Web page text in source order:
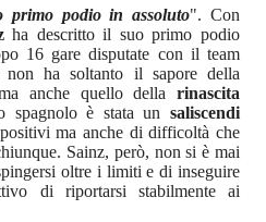
primo podio in assoluto". Con
ha descritto il suo primo podio
16 gare disputate con il team
non ha soltanto il sapore della
anche quello della rinascita
spagnolo è stata un saliscendi
ma anche di difficoltà che
Sainz, però, non si è mai
oltre i limiti e di inseguire
di riportarsi stabilmente ai